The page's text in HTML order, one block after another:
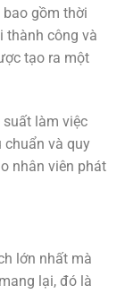
bao gồm thời
thành công và
tạo ra một
suất làm việc
chuẩn và quy
nhân viên phát
lớn nhất mà
lại, đó là